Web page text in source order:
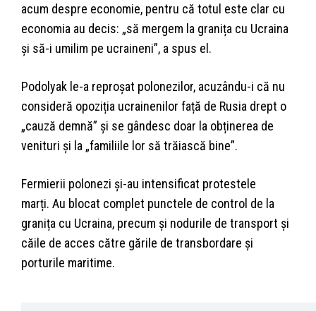
acum despre economie, pentru că totul este clar cu
economia au decis: „să mergem la granița cu Ucraina
și să-i umilim pe ucraineni”, a spus el.
Podolyak le-a reproșat polonezilor, acuzându-i că nu
consideră opoziția ucrainenilor față de Rusia drept o
„cauză demnă” și se gândesc doar la obținerea de
venituri și la „familiile lor să trăiască bine”.
Fermierii polonezi și-au intensificat protestele
marți. Au blocat complet punctele de control de la
granița cu Ucraina, precum și nodurile de transport și
căile de acces către gările de transbordare și
porturile maritime.